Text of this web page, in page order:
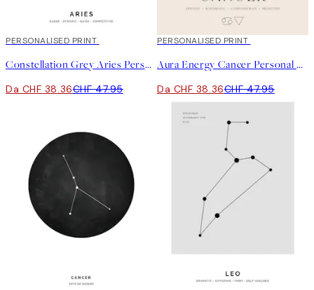
20%*
PERSONALISED PRINT
Constellation Grey Aries Personal Poster
Da CHF 38.36CHF 47.95
20%*
PERSONALISED PRINT
Aura Energy Cancer Personal Poster
Da CHF 38.36CHF 47.95